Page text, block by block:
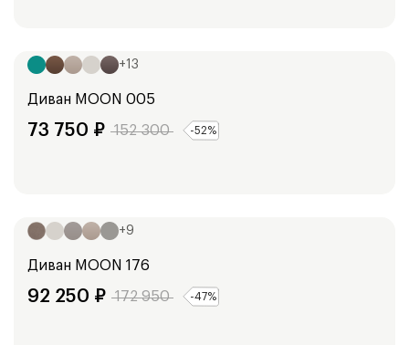
+13
Диван MOON 005
73 750 ₽ 152 300 -52%
+9
Диван MOON 176
92 250 ₽ 172 950 -47%